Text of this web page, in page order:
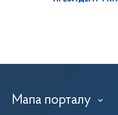
Мапа порталу ›